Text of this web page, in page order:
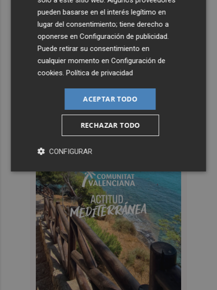
pueden basarse en el interés legítimo en
lugar del consentimiento; tiene derecho a
oponerse enConfiguración de publicidad
Puede retirar su consentimiento en
cualquier momento enConfiguración de
cookies .Política de privacidad
ACEPTAR TODO
RECHAZAR TODO
CONFIGURAR